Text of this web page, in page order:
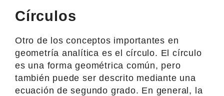
Círculos
Otro de los conceptos importantes en
geometría analítica es el círculo. El círculo
es una forma geométrica común, pero
también puede ser descrito mediante una
ecuación de segundo grado. En general, la